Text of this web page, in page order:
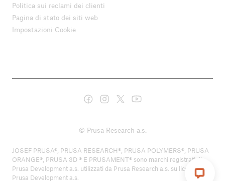
Politica sui reclami dei clienti
Pagina di stato dei siti web
Impostazioni Cookie
© Prusa Research a.s.
JOSEF PRUSA®, PRUSA RESEARCH®, PRUSA POLYMERS®, PRUSA
ORANGE®, PRUSA 3D ® E PRUSAMENT® sono marchi registrati di
Prusa Development a.s. utilizzati da Prusa Research a.s. su licenza di
Prusa Development a.s.